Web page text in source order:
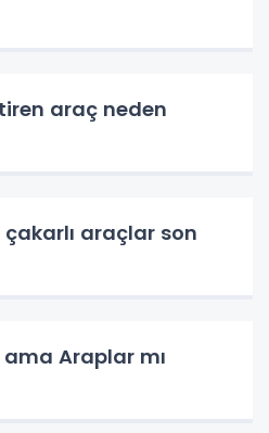
araç neden
araçlar son
Araplar mı